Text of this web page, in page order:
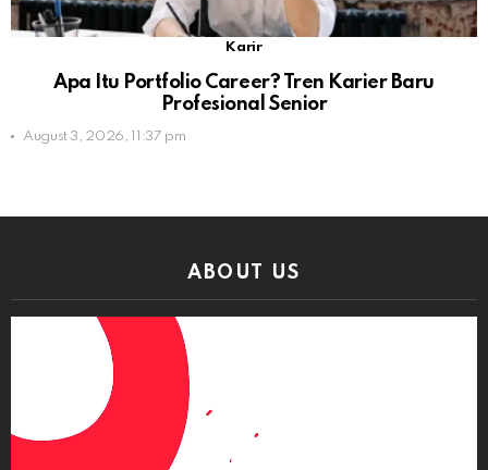
Karir
Apa Itu Portfolio Career? Tren Karier Baru
Profesional Senior
August 3, 2026, 11:37 pm
ABOUT US